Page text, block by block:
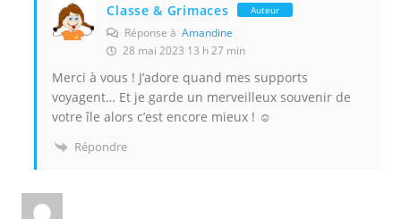
Classe & Grimaces Auteur
Réponse àAmandine
28 mai 2023 13 h 27 min
Merci à vous ! J’adore quand mes supports
voyagent… Et je garde un merveilleux souvenir de
votre île alors c’est encore mieux ! ☺️
Répondre